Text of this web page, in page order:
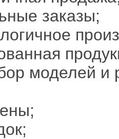
заказы;
моделей